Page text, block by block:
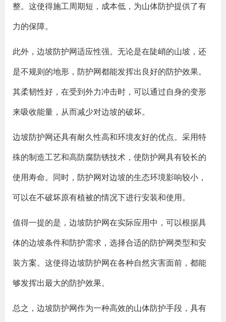
整。这使得施工周期短，成本低，为山体防护提供了有
力的保障。
此外，边坡防护网适应性强。无论是在陡峭的山坡，还
是不规则的地形，防护网都能发挥出良好的防护效果。
其柔韧性好，在受到外力冲击时，可以通过自身的变形
来吸收能量，从而减少对边坡的破坏。
边坡防护网还具有耐久性高和环境友好的优点。采用特
殊的制造工艺和高防腐防锈技术，使防护网具有较长的
使用寿命。同时，防护网对边坡的生态环境影响较小，
可以在不破坏原有植被的情况下进行安装和使用。
值得一提的是，边坡防护网在实际应用中，可以根据具
体的边坡条件和防护需求，选择合适的防护网类型和安
装方案。这使得边坡防护网在各种自然灾害面前，都能
够发挥出最大的防护效果。
总之，边坡防护网作为一种高效的山体防护手段，具有